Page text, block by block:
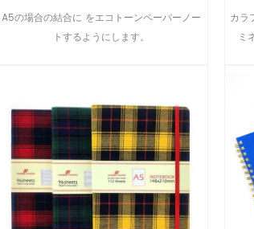
A5の場合の結合に をエコトーンペーパーノー
トするようにします。
カラ
ミ